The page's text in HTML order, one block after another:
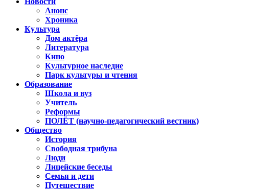
Анонс
Хроника
Культура
Дом актёра
Литература
Кино
Культурное наследие
Парк культуры и чтения
Образование
Школа и вуз
Учитель
Реформы
ПОЛЁТ (научно-педагогический вестник)
Общество
История
Свободная трибуна
Люди
Лицейские беседы
Семья и дети
Путешествие